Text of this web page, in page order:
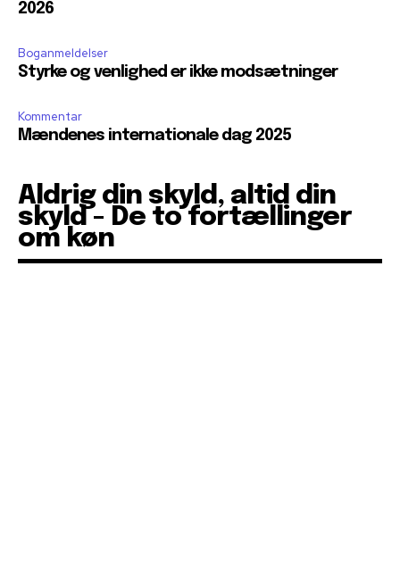
2026
Boganmeldelser
Styrke og venlighed er ikke modsætninger
Kommentar
Mændenes internationale dag 2025
Aldrig din skyld, altid din
skyld - De to fortællinger
om køn